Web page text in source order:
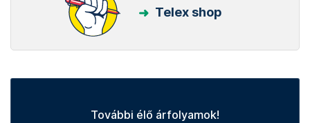
Telex shop
További élő árfolyamok!